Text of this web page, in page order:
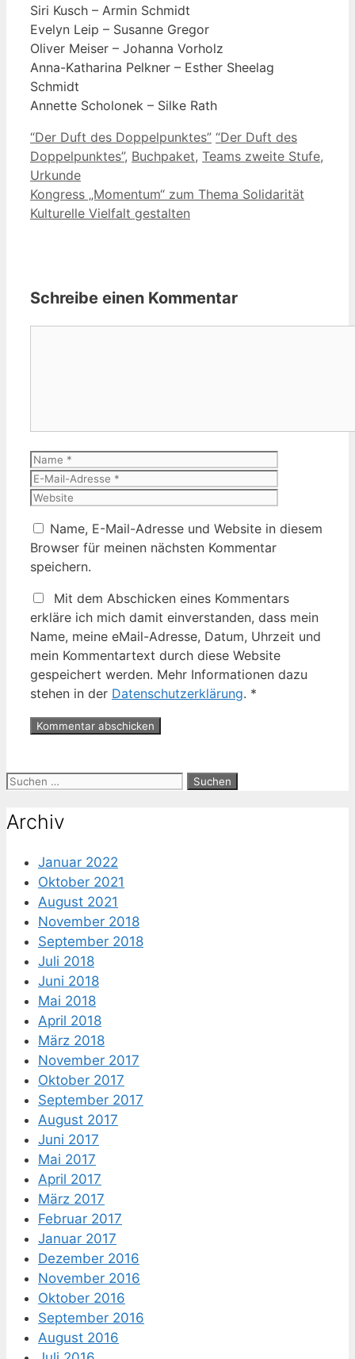
Siri Kusch – Armin Schmidt
Evelyn Leip – Susanne Gregor
Oliver Meiser – Johanna Vorholz
Anna-Katharina Pelkner – Esther Sheelag
Schmidt
Annette Scholonek – Silke Rath
Kategorien
“Der Duft des Doppelpunktes” Schlagwörter
“Der Duft des
Doppelpunktes”, Buchpaket, Teams zweite Stufe,
Urkunde
Kongress „Momentum“ zum Thema Solidarität
Kulturelle Vielfalt gestalten
Schreibe einen Kommentar
Name
Name, E-Mail-Adresse und Website in diesem
Browser für meinen nächsten Kommentar
speichern.
Mit dem Abschicken eines Kommentars
erkläre ich mich damit einverstanden, dass mein
Name, meine eMail-Adresse, Datum, Uhrzeit und
mein Kommentartext durch diese Website
gespeichert werden. Mehr Informationen dazu
stehen in der Datenschutzerklärung. *
Suche
Archiv
Januar 2022
Oktober 2021
August 2021
November 2018
September 2018
Juli 2018
Juni 2018
Mai 2018
April 2018
März 2018
November 2017
Oktober 2017
September 2017
August 2017
Juni 2017
Mai 2017
April 2017
März 2017
Februar 2017
Januar 2017
Dezember 2016
November 2016
Oktober 2016
September 2016
August 2016